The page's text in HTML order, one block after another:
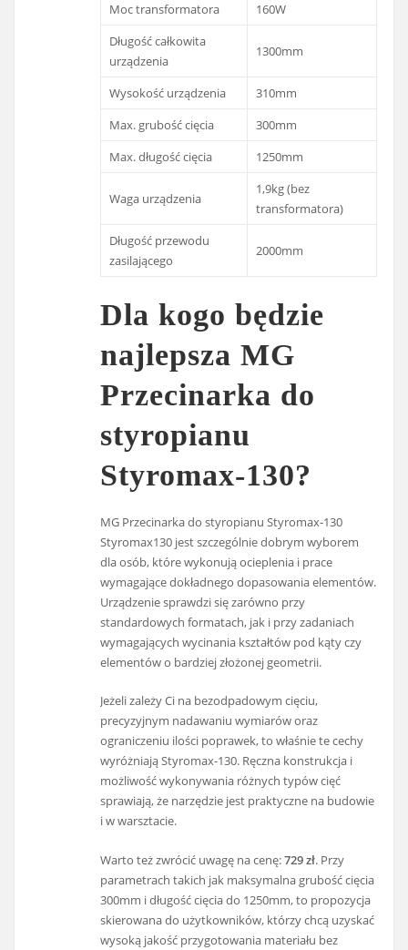
Moc transformatora
160W
Długość całkowita
urządzenia
1300mm
Wysokość urządzenia
310mm
Max. grubość cięcia
300mm
Max. długość cięcia
1250mm
Waga urządzenia
1,9kg (bez
transformatora)
Długość przewodu
zasilającego
2000mm
Dla kogo będzie
najlepsza MG
Przecinarka do
styropianu
Styromax-130?
MG Przecinarka do styropianu Styromax-130
Styromax130 jest szczególnie dobrym wyborem
dla osób, które wykonują ocieplenia i prace
wymagające dokładnego dopasowania elementów.
Urządzenie sprawdzi się zarówno przy
standardowych formatach, jak i przy zadaniach
wymagających wycinania kształtów pod kąty czy
elementów o bardziej złożonej geometrii.
Jeżeli zależy Ci na bezodpadowym cięciu,
precyzyjnym nadawaniu wymiarów oraz
ograniczeniu ilości poprawek, to właśnie te cechy
wyróżniają Styromax-130. Ręczna konstrukcja i
możliwość wykonywania różnych typów cięć
sprawiają, że narzędzie jest praktyczne na budowie
i w warsztacie.
Warto też zwrócić uwagę na cenę:729 zł. Przy
parametrach takich jak maksymalna grubość cięcia
300mm i długość cięcia do 1250mm, to propozycja
skierowana do użytkowników, którzy chcą uzyskać
wysoką jakość przygotowania materiału bez